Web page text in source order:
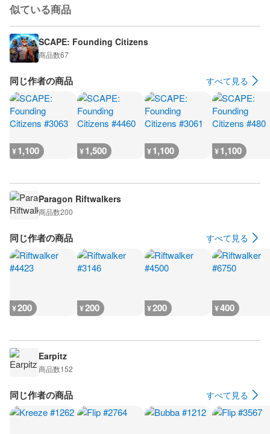
似ている商品
SCAPE: Founding Citizens
商品数67
同じ作者の商品 すべて見る
¥1,100 ¥1,500 ¥1,100 ¥1,100
Paragon Riftwalkers
商品数200
同じ作者の商品 すべて見る
¥200 ¥200 ¥200 ¥400
Earpitz
商品数152
同じ作者の商品 すべて見る